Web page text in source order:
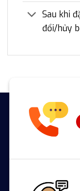
Sau khi
đổi/hủy